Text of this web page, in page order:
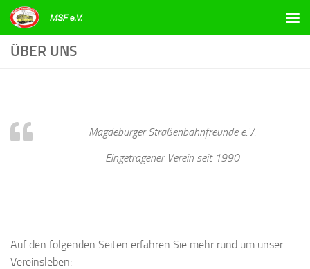
Zum Inhalt springen
ÜBER UNS
Magdeburger Straßenbahnfreunde e.V.
Eingetragener Verein seit 1990
Auf den folgenden Seiten erfahren Sie mehr rund um unser
Vereinsleben: